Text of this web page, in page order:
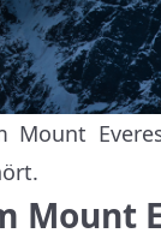
Mount
Mount